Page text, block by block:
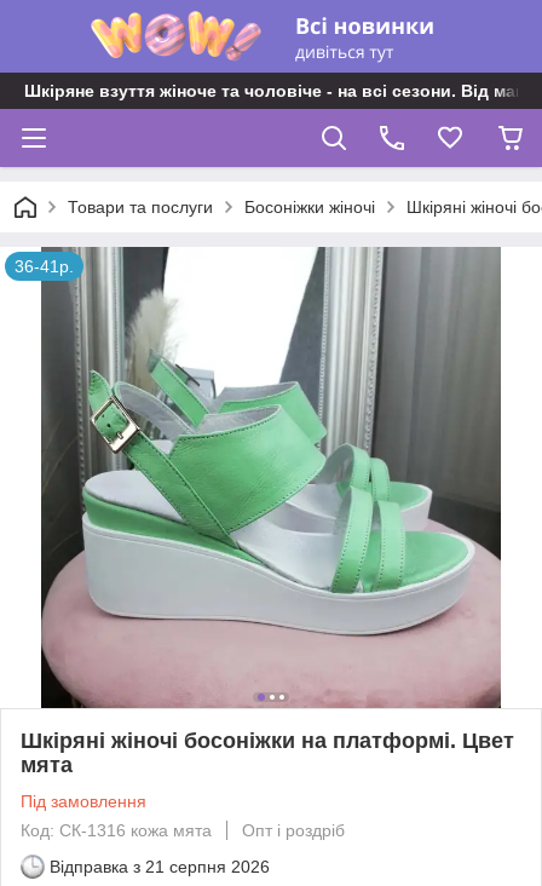
Шкіряне взуття жіноче та чоловіче - на всі сезони. Від
Товари та послуги Босоніжки жіночі Шкіряні жіночі
36-41р.
Шкіряні жіночі босоніжки на платформі. Цвет
мята
Під замовлення
Код: СК-1316 кожа мята
Опт і роздріб
Відправка з 21 серпня 2026